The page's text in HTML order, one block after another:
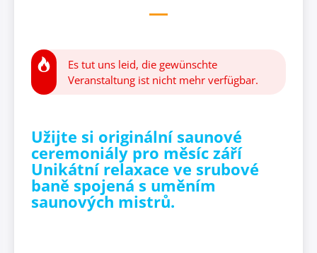
Es tut uns leid, die gewünschte
Veranstaltung ist nicht mehr verfügbar.
Užijte si originální saunové
ceremoniály pro měsíc září
Unikátní relaxace ve srubové
baně spojená s uměním
saunových mistrů.